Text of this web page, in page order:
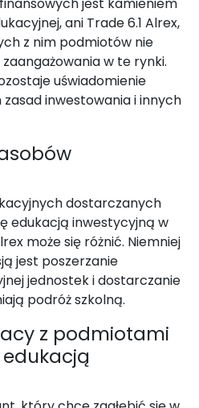
ani Trade 6.1 Alrex,
z nim podmiotów nie
w te rynki.
uświadomienie
inwestowania i innych
dostarczanych
edukacją inwestycyjną w
może się różnić. Niemniej
jest poszerzanie
jednostek i dostarczanie
podróż szkolną.
z podmiotami